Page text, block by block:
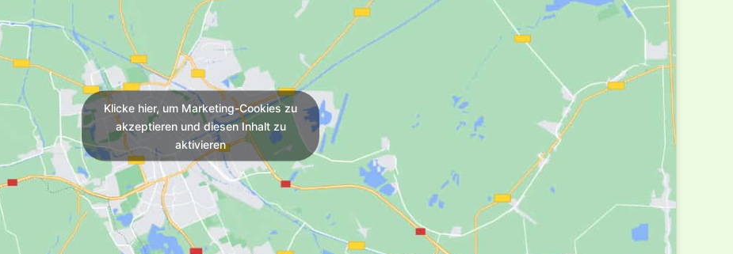
Klicke hier, um Marketing-Cookies zu
akzeptieren und diesen Inhalt zu
aktivieren